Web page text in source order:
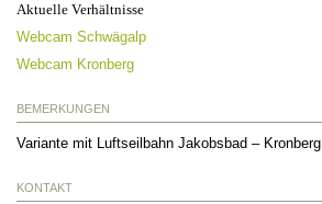
Aktuelle Verhältnisse
Webcam Schwägalp
Webcam Kronberg
BEMERKUNGEN
Variante mit Luftseilbahn Jakobsbad – Kronberg
KONTAKT